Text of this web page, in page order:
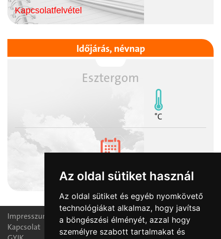
Az oldal sütiket használ
Az oldal sütiket és egyéb nyomkövető
technológiákat alkalmaz, hogy javítsa
a böngészési élményét, azzal hogy
személyre szabott tartalmakat és
Kapcsolatfelvétel
Időjárás, névnap
Esztergom
°C
Ibolya napja
Impresszum
Kapcsolat